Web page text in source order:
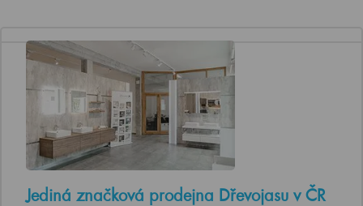
Jediná značková prodejna Dřevojasu v ČR